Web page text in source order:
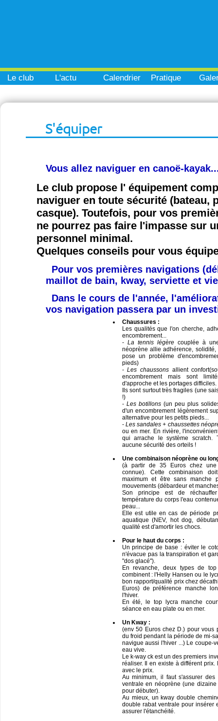
Le club L'actu Calendrier Pratique
S'équiper
Vous allez naviguer en canoë-
Le club propose l' équipement
naviguer en toute sécurité (bateau,
casque). Toutefois, pour vos
ne pourrez pas faire l'impasse sur
personnel minimal.
Quelques conseils pour vous
Pour vos premières navigations
maillot de bain, kway, serviette et
Dans le cours de l'année,
vos navigation passera par un
Chaussures :
Les qualités que l'on cherche,
encombrement...
- La tennis légère couplée à
néoprène allie adhérence, solidité,
pose un problème
pieds)
-Les chaussons allient
encombrement mais sont
d'approche et les portages difficiles.
Ils sont surtout très fragiles (une
!)
- Les botillons(un peu plus
d'un encombrement légèrement
alternative pour les petits pieds...
- Les sandales + chaussettes
ou en mer. En rivière,
qui arrache le système scratch.
aucune sécurité des orteils !
Une combinaison néoprène ou
(à partir de 35 Euros chez
connue). Cette combinaison
maximum et être sans manche
mouvements (débardeur et
Son principe est de
température du corps l'eau
peau...
Elle est utile en cas de période
aquatique (NEV, hot dog,
qualité est d'amortir les chocs.
Pour le haut du corps :
Un principe de base : éviter le
n'évacue pas la transpiration et
"dos glacé").
En revanche, deux types de
combinent : l'Helly Hansen ou le
bon rapport/qualité prix chez
Euros) de préférence manche
l'hiver.
En été, le top lycra manche
séance en eau plate ou en mer.
Un Kway :
(env 50 Euros chez D.) pour vous
du froid pendant la période de mi-
navigue aussi l'hiver ...) Le coupe-
eau vive.
Le k-way ck est un des premiers
réaliser. Il en existe à différent
avec le prix.
Au minimum, il faut s'assurer
ventrale en néoprène (une
pour débuter).
Au mieux, un kway double
double rabat ventrale pour insérer
assurer l'étanchéité.